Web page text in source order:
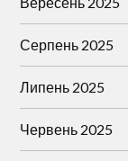
Серпень 2025
Липень 2025
Червень 2025